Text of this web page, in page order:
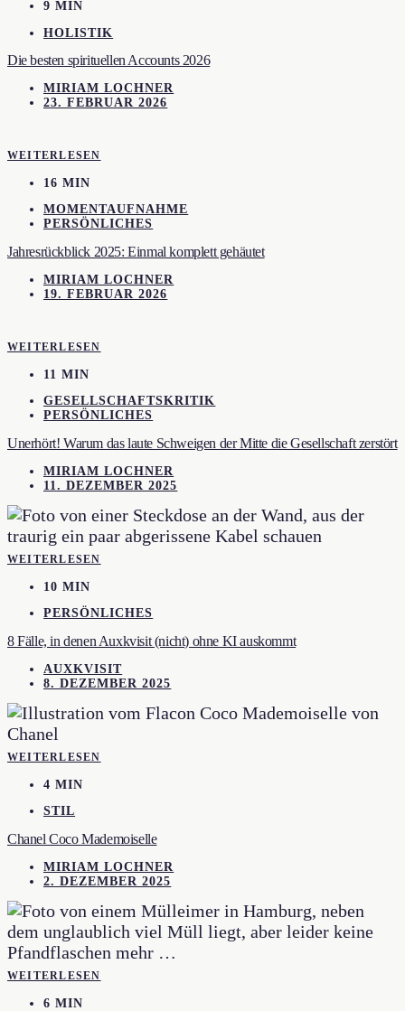
9 MIN
HOLISTIK
Die besten spirituellen Accounts 2026
MIRIAM LOCHNER
23. FEBRUAR 2026
WEITERLESEN
16 MIN
MOMENTAUFNAHME
PERSÖNLICHES
Jahresrückblick 2025: Einmal komplett gehäutet
MIRIAM LOCHNER
19. FEBRUAR 2026
WEITERLESEN
11 MIN
GESELLSCHAFTSKRITIK
PERSÖNLICHES
Unerhört! Warum das laute Schweigen der Mitte die Gesellschaft zerstört
MIRIAM LOCHNER
11. DEZEMBER 2025
WEITERLESEN
10 MIN
PERSÖNLICHES
8 Fälle, in denen Auxkvisit (nicht) ohne KI auskommt
AUXKVISIT
8. DEZEMBER 2025
WEITERLESEN
4 MIN
STIL
Chanel Coco Mademoiselle
MIRIAM LOCHNER
2. DEZEMBER 2025
WEITERLESEN
6 MIN